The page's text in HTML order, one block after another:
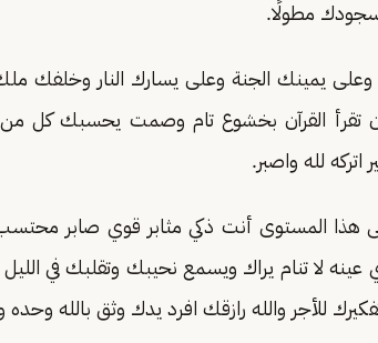
مطولًا.
وعلى يمينك الجنة وعلى يسارك النار وخلفك
تقرأ القرآن بخشوع تام وصمت يحسبك كل
لله واصبر.
هذا المستوى أنت ذكي مثابر قوي صابر
عينه لا تنام يراك ويسمع نحيبك وتقلبك في
للأجر والله رازقك افرد يدك وثق بالله وحده